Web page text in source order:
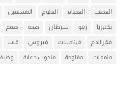
العصب العظام العلوم المستقبل
بكتيريا رينو سرطان صحة صمم
فقر الدم فيتامينات فيروس قلب
متممات مقاومة مندوب دعاية